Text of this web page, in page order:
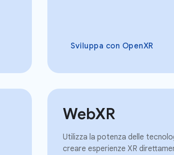
Sviluppa con OpenXR
WebXR
Utilizza la potenza delle
creare esperienze XR